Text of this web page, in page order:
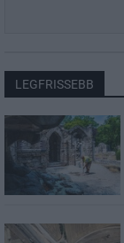
LEGFRISSEBB